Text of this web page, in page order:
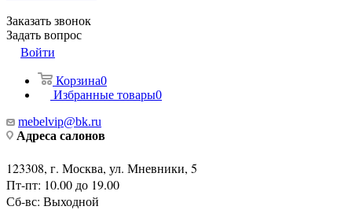
Заказать звонок
Задать вопрос
Войти
Корзина0
Избранные товары0
mebelvip@bk.ru
Адреса салонов
123308, г. Москва, ул. Мневники, 5
Пт-пт: 10.00 до 19.00
Сб-вс: Выходной